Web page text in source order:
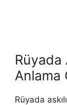
Rüyada
Anlama
Rüyada